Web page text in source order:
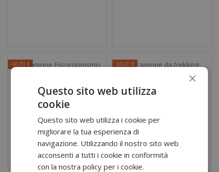
-50,00 €
Escursionismo
-50,00 €
trekking femminile
Superalp GTX Ws
Aku
×
Questo sito web utilizza
cookie
Questo sito web utilizza i cookie per
migliorare la tua esperienza di
navigazione. Utilizzando il nostro sito web
acconsenti a tutti i cookie in conformità
con la nostra policy per i cookie.